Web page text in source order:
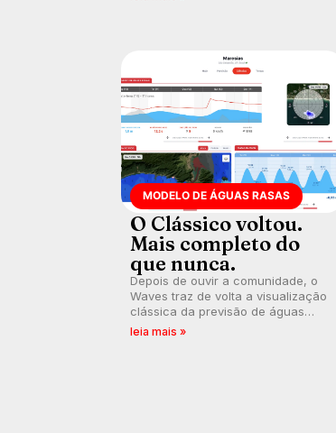
MODELO DE ÁGUAS RASAS
O Clássico voltou.
Mais completo do
que nunca.
Depois de ouvir a comunidade, o
Waves traz de volta a visualização
clássica da previsão de águas
rasas, agora integrada à nova
leia mais »